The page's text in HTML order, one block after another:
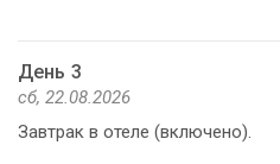
День 3
сб, 22.08.2026
Завтрак в отеле (включено).